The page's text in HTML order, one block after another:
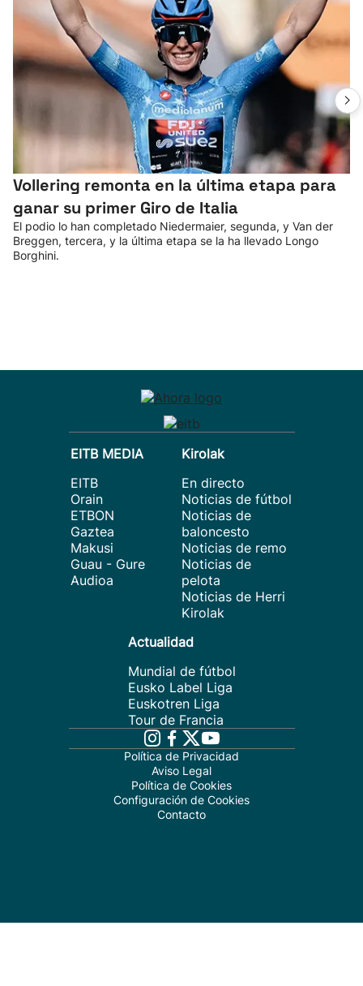
Vollering remonta en la última etapa para
ganar su primer Giro de Italia
El podio lo han completado Niedermaier, segunda, y Van der
Breggen, tercera, y la última etapa se la ha llevado Longo
Borghini.
EITB MEDIA
EITB
Orain
ETBON
Gaztea
Makusi
Guau - Gure
Audioa
Kirolak
En directo
Noticias de fútbol
Noticias de
baloncesto
Noticias de remo
Noticias de
pelota
Noticias de Herri
Kirolak
Actualidad
Mundial de fútbol
Eusko Label Liga
Euskotren Liga
Tour de Francia
Política de Privacidad
Aviso Legal
Política de Cookies
Configuración de Cookies
Contacto